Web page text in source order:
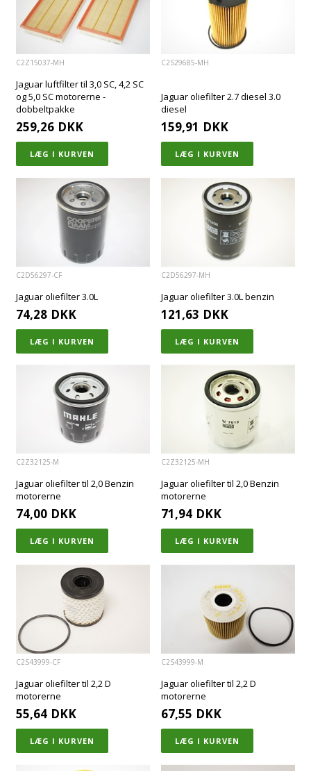
C2Z15037-MH
Jaguar luftfilter til 3,0 SC, 4,2 SC
og 5,0 SC motorerne -
dobbeltpakke
259,26 DKK
C2S29685-MH
Jaguar oliefilter 2.7 diesel 3.0
diesel
159,91 DKK
C2D56297-CF
Jaguar oliefilter 3.0L
74,28 DKK
C2D56297-MH
Jaguar oliefilter 3.0L benzin
121,63 DKK
C2Z32125-M
Jaguar oliefilter til 2,0 Benzin
motorerne
74,00 DKK
C2Z32125-MH
Jaguar oliefilter til 2,0 Benzin
motorerne
71,94 DKK
C2S43999-CF
Jaguar oliefilter til 2,2 D
motorerne
55,64 DKK
C2S43999-M
Jaguar oliefilter til 2,2 D
motorerne
67,55 DKK